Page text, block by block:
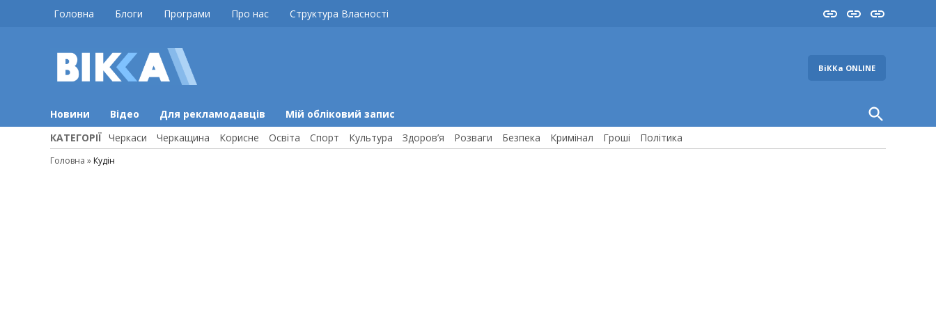
Головна Блоги Програми Про нас Структура Власності InstaYouTube
FB
ВіККа ONLINE
Новини Відео Для рекламодавців Мій обліковий запис
Open
Search
КАТЕГОРІЇ Черкаси Черкащина Корисне Освіта Спорт Культура Здоров’я Розваги Безпека Кримінал Гроші Політика
Головна » Кудін